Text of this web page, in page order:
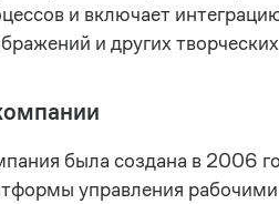
и включает
и других
была создана в 2006
управления